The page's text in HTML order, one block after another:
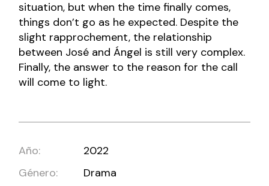
situation, but when the time finally comes,
things don’t go as he expected. Despite the
slight rapprochement, the relationship
between José and Ángel is still very complex.
Finally, the answer to the reason for the call
will come to light.
Año:
2022
Género:
Drama